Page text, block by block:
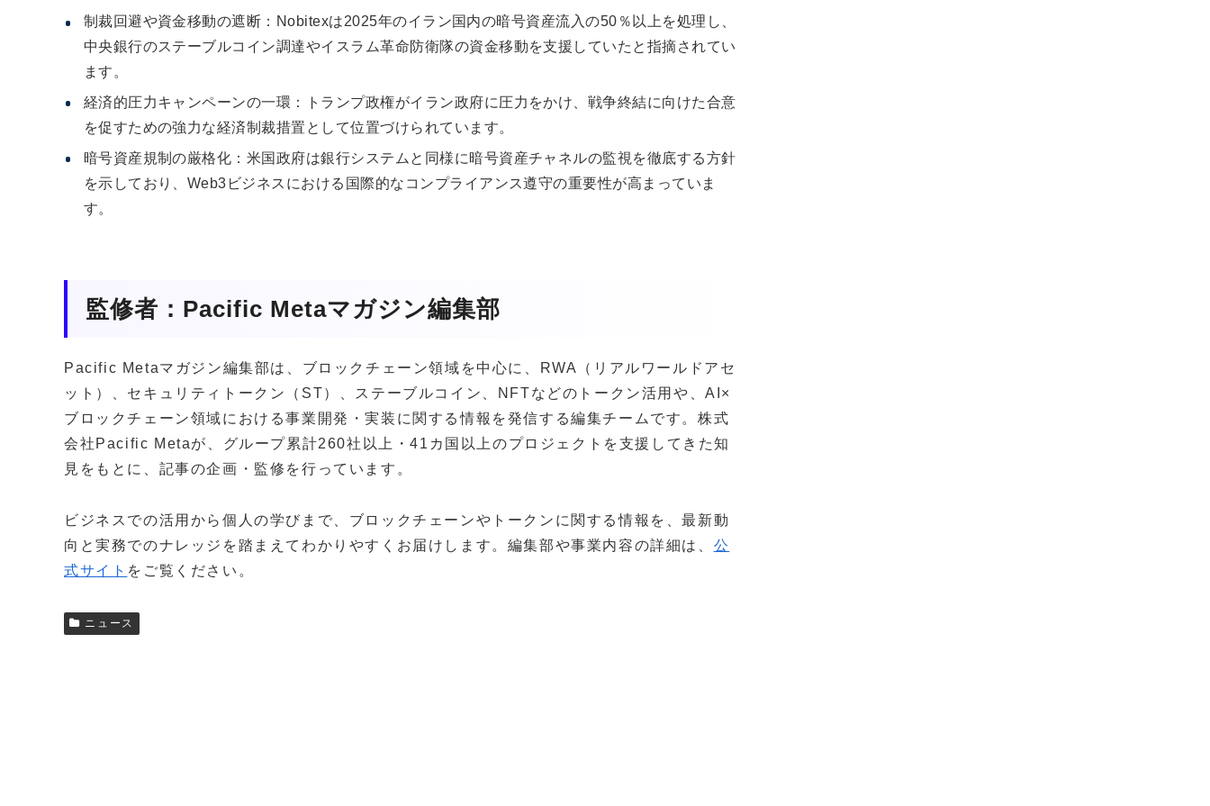
制裁回避や資金移動の遮断：Nobitexは2025年のイラン国内の暗号資産流入の50％以上を処理し、
中央銀行のステーブルコイン調達やイスラム革命防衛隊の資金移動を支援していたと指摘されてい
ます。
経済的圧力キャンペーンの一環：トランプ政権がイラン政府に圧力をかけ、戦争終結に向けた合意
を促すための強力な経済制裁措置として位置づけられています。
暗号資産規制の厳格化：米国政府は銀行システムと同様に暗号資産チャネルの監視を徹底する方針
を示しており、Web3ビジネスにおける国際的なコンプライアンス遵守の重要性が高まっていま
す。
監修者：Pacific Metaマガジン編集部
Pacific Metaマガジン編集部は、ブロックチェーン領域を中心に、RWA（リアルワールドアセ
ット）、セキュリティトークン（ST）、ステーブルコイン、NFTなどのトークン活用や、AI×
ブロックチェーン領域における事業開発・実装に関する情報を発信する編集チームです。株式
会社Pacific Metaが、グループ累計260社以上・41カ国以上のプロジェクトを支援してきた知
見をもとに、記事の企画・監修を行っています。
ビジネスでの活用から個人の学びまで、ブロックチェーンやトークンに関する情報を、最新動
向と実務でのナレッジを踏まえてわかりやすくお届けします。編集部や事業内容の詳細は、 公
式サイト をご覧ください。
ニュース